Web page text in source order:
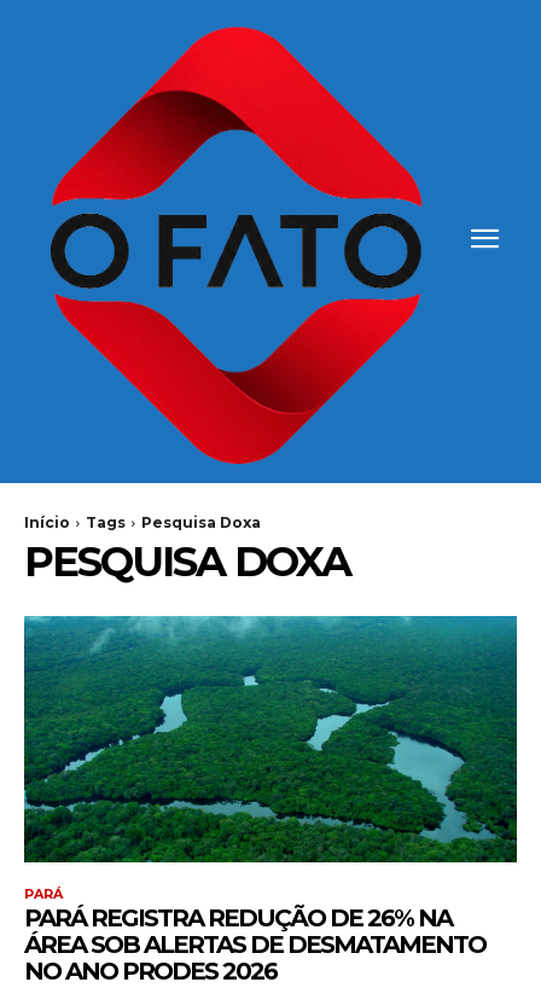
Início Tags Pesquisa Doxa
PESQUISA DOXA
PARÁ
PARÁ REGISTRA REDUÇÃO DE 26% NA
ÁREA SOB ALERTAS DE DESMATAMENTO
NO ANO PRODES 2026